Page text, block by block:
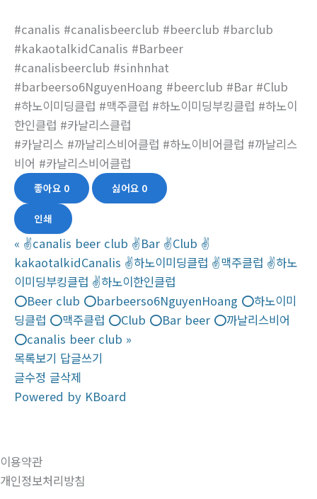
#canalis #canalisbeerclub #beerclub #barclub
#kakaotalkidCanalis #Barbeer
#canalisbeerclub #sinhnhat
#barbeerso6NguyenHoang #beerclub #Bar #Club
#하노이미딩클럽 #맥주클럽 #하노이미딩부킹클럽 #하노이
한인클럽 #카날리스클럽
#카날리스 #까날리스비어클럽 #하노이비어클럽 #까날리스
비어 #카날리스비어클럽
좋아요 0 싫어요 0
인쇄
« ✌canalis beer club ✌Bar ✌Club ✌
kakaotalkidCanalis ✌하노이미딩클럽 ✌맥주클럽 ✌하노
이미딩부킹클럽 ✌하노이한인클럽
⭕️Beer club ⭕️barbeerso6NguyenHoang ⭕️하노이미
딩클럽 ⭕️맥주클럽 ⭕️Club ⭕️Bar beer ⭕️까날리스비어
⭕️canalis beer club »
목록보기 답글쓰기
글수정 글삭제
Powered by KBoard
이용약관
개인정보처리방침